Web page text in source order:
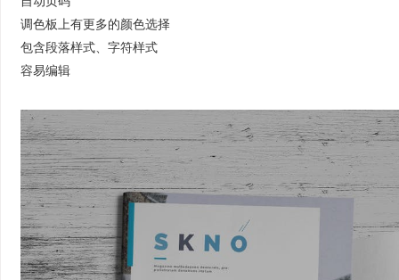
调色板上有更多的颜色选择
包含段落样式、字符样式
容易编辑